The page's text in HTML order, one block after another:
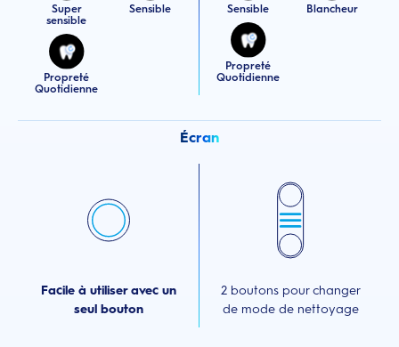
Super
sensible
Sensible
Propreté
Quotidienne
Sensible Blancheur
Propreté
Quotidienne
Écran
Facile à utiliser avec un
seul bouton
2 boutons pour changer
de mode de nettoyage